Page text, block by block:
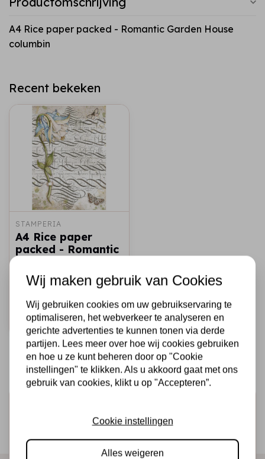
A4 Rice paper packed - Romantic Garden House
columbin
Recent bekeken
STAMPERIA
A4 Rice paper
packed - Romantic
columbin
Snel toevoegen
Ontvang als eerste onze actie en nieuwe producten
direct in je mailbox!
Wij maken gebruik van Cookies
Wij gebruiken cookies om uw gebruikservaring te
optimaliseren, het webverkeer te analyseren en
gerichte advertenties te kunnen tonen via derde
partijen. Lees meer over hoe wij cookies gebruiken
en hoe u ze kunt beheren door op "Cookie
instellingen" te klikken. Als u akkoord gaat met ons
gebruik van cookies, klikt u op "Accepteren”.
Cookie instellingen
Alles weigeren